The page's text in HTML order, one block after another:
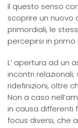
Il questo senso
scoprire un nuovo
primordiali, le
percepirsi in
L’ apertura ad un
incontri
ridefinizioni, oltre
Non a caso
in causa differenti
focus diversi, che